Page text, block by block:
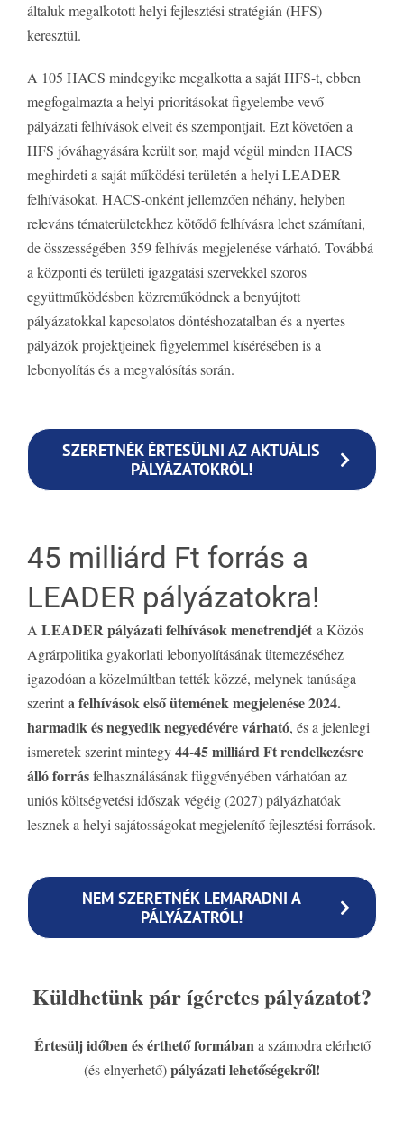
általuk megalkotott helyi fejlesztési stratégián (HFS)
keresztül.
A 105 HACS mindegyike megalkotta a saját HFS-t, ebben
megfogalmazta a helyi prioritásokat figyelembe vevő
pályázati felhívások elveit és szempontjait. Ezt követően a
HFS jóváhagyására került sor, majd végül minden HACS
meghirdeti a saját működési területén a helyi LEADER
felhívásokat. HACS-onként jellemzően néhány, helyben
releváns tématerületekhez kötődő felhívásra lehet számítani,
de összességében 359 felhívás megjelenése várható. Továbbá
a központi és területi igazgatási szervekkel szoros
együttműködésben közreműködnek a benyújtott
pályázatokkal kapcsolatos döntéshozatalban és a nyertes
pályázók projektjeinek figyelemmel kísérésében is a
lebonyolítás és a megvalósítás során.
SZERETNÉK ÉRTESÜLNI AZ AKTUÁLIS
PÁLYÁZATOKRÓL!
45 milliárd Ft forrás a
LEADER pályázatokra!
A LEADER pályázati felhívások menetrendjét a Közös
Agrárpolitika gyakorlati lebonyolításának ütemezéséhez
igazodóan a közelmúltban tették közzé, melynek tanúsága
szerinta felhívások első ütemének megjelenése 2024.
harmadik és negyedik negyedévére várható, és a jelenlegi
ismeretek szerint mintegy44-45 milliárd Ft rendelkezésre
álló forrásfelhasználásának függvényében várhatóan az
uniós költségvetési időszak végéig (2027) pályázhatóak
lesznek a helyi sajátosságokat megjelenítő fejlesztési források.
NEM SZERETNÉK LEMARADNI A
PÁLYÁZATRÓL!
Küldhetünk pár ígéretes pályázatot?
Értesülj időben és érthető formában a számodra elérhető
(és elnyerhető)pályázati lehetőségekről!